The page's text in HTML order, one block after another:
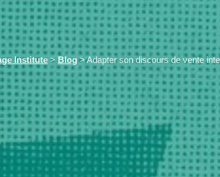
Institute > Blog> Adapter son discours de vente